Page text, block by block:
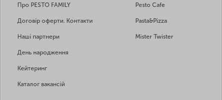
Про PESTO FAMILY
Договір оферти. Контакти
Наші партнери
День народження
Кейтеринг
Каталог вакансій
Pesto Cafe
Pasta&Pizza
Mister Twister